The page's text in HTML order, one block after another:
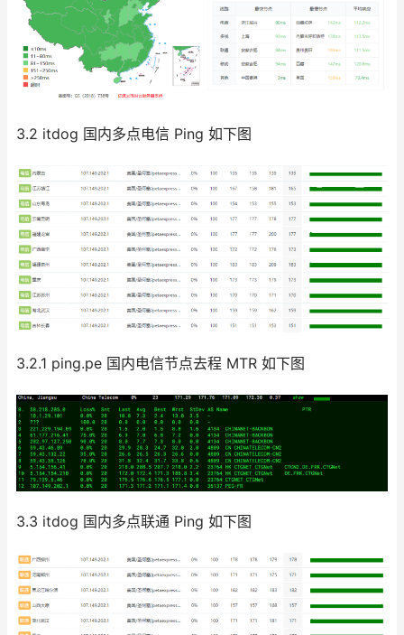
3.2 itdog 国内多点电信 Ping 如下图
3.2.1 ping.pe 国内电信节点去程 MTR 如下图
3.3 itdog 国内多点联通 Ping 如下图